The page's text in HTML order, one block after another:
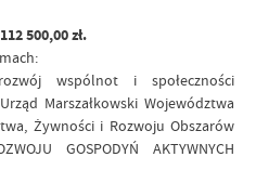
500,00 zł.
wspólnot i społeczności
Marszałkowski Województwa
Żywności i Rozwoju Obszarów
GOSPODYŃ AKTYWNYCH